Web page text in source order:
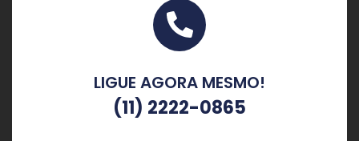
LIGUE AGORA MESMO!
(11) 2222-0865